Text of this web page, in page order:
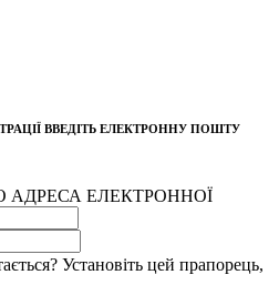
ВВЕДІТЬ ЕЛЕКТРОННУ ПОШТУ
АДРЕСА ЕЛЕКТРОННОЇ
Установіть цей прапорець,